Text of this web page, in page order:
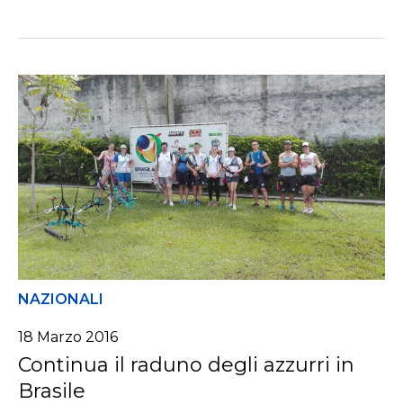
NAZIONALI
18 Marzo 2016
Continua il raduno degli azzurri in
Brasile